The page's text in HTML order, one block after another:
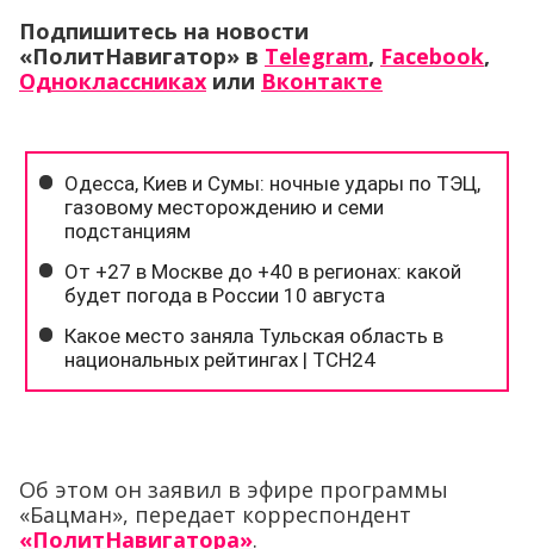
Подпишитесь на новости
«ПолитНавигатор» в Telegram, Facebook,
Одноклассниках или Вконтакте
Об этом он заявил в эфире программы
«Бацман», передает корреспондент
«ПолитНавигатора».